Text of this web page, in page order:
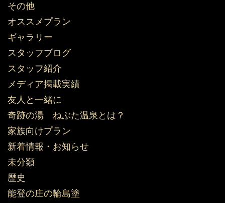
その他
オススメプラン
ギャラリー
スタッフブログ
スタッフ紹介
メディア掲載実績
友人と一緒に
奇跡の湯 ねぶた温泉とは？
家族向けプラン
新着情報・お知らせ
未分類
歴史
能登の庄の輪島塗